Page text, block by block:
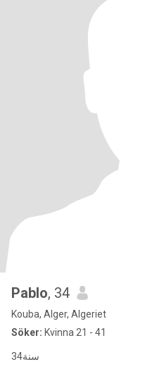
Pablo, 34
Kouba, Alger, Algeriet
Söker: Kvinna 21 - 41
34سنة